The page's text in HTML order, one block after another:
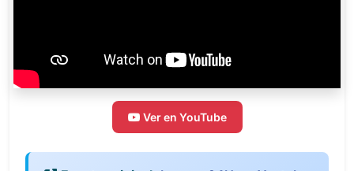
Ver en YouTube